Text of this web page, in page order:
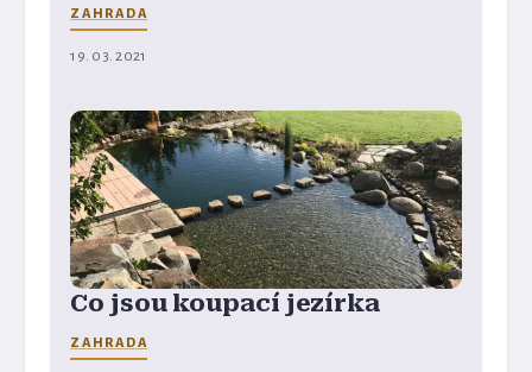
ZAHRADA
19. 03. 2021
Co jsou koupací jezírka
ZAHRADA